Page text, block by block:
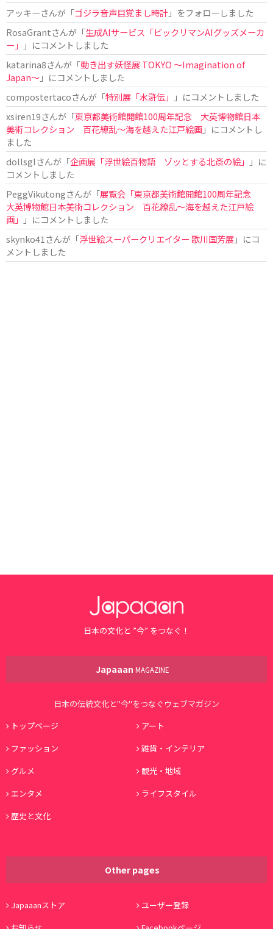
アッキーさんが「ゴジラ音声目覚まし時計」をフォローしました
RosaGrantさんが「生成AIサービス「ビックリマンAIグッズメーカ
ー」
」にコメントしました
katarina8さんが「動き出す妖怪展 TOKYO 〜Imagination of
Japan〜」にコメントしました
compostertacoさんが「特別展「水滸伝」
」にコメントしました
xsiren19さんが「東京都美術館開館100周年記念 大英博物館日本
美術コレクション 百花繚乱～海を越えた江戸絵画」にコメントし
ました
dollsglさんが「企画展「浮世絵百物語 ゾッとする北斎の絵」
」に
コメントしました
PeggVikutongさんが「展覧会「東京都美術館開館100周年記念
大英博物館日本美術コレクション 百花繚乱〜海を越えた江戸絵
画」
」にコメントしました
skynko41 さんが「浮世絵スーパークリエイター 歌川国芳展 」にコ
メントしました
日本の文化と ”今” をつなぐ！
Japaaan MAGAZINE
日本の伝統文化と"今"をつなぐウェブマガジン
トップページ
アート
ファッション
雑貨・インテリア
グルメ
観光・地域
エンタメ
ライフスタイル
歴史と文化
Other pages
Japaaanストア
ユーザー登録